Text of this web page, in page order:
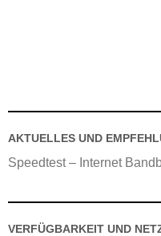
AKTUELLES UND
Speedtest – Internet
VERFÜGBARKEIT UND